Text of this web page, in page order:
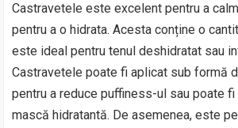
Castravetele este excelent pentru a
pentru a o hidrata. Acesta conține o
este ideal pentru tenul deshidratat sau
Castravetele poate fi aplicat sub formă
pentru a reduce puffiness-ul sau poate
mască hidratantă. De asemenea, este